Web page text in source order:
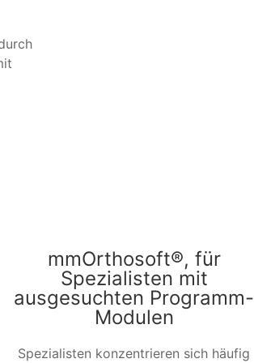
mmOrthosoft®, für
Spezialisten mit
ausgesuchten Programm-
Modulen
Spezialisten konzentrieren sich häufig